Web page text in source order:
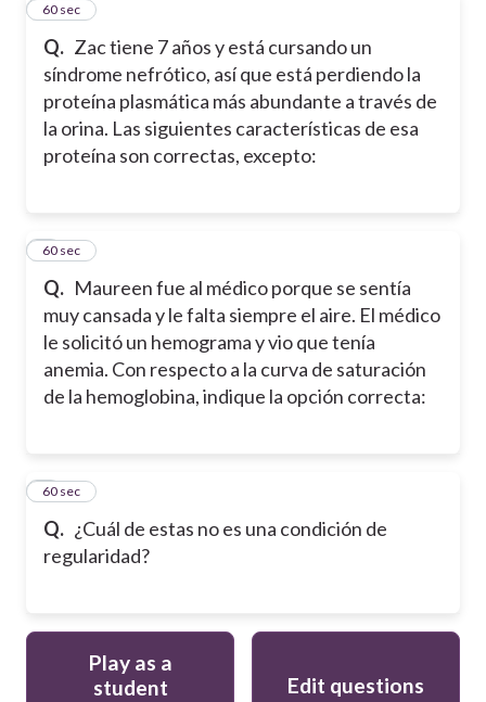
Q. Zac tiene 7 años y está cursando un
síndrome nefrótico, así que está perdiendo la
proteína plasmática más abundante a través de
la orina. Las siguientes características de esa
proteína son correctas, excepto:
160 sec
Q. Maureen fue al médico porque se sentía
muy cansada y le falta siempre el aire. El médico
le solicitó un hemograma y vio que tenía
anemia. Con respecto a la curva de saturación
de la hemoglobina, indique la opción correcta:
260 sec
Q. ¿Cuál de estas no es una condición de
regularidad?
360 sec
Play as a
student
Edit questions